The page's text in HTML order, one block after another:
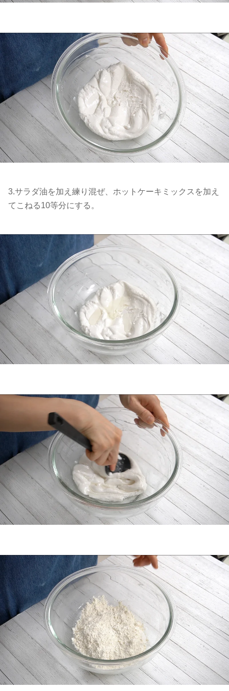
3.サラダ油を加え練り混ぜ、ホットケーキミックスを加え
てこねる10等分にする。